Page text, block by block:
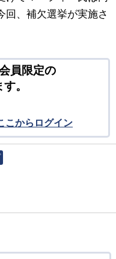
回、補欠選挙が実施さ
員限定の
。
こからログイン